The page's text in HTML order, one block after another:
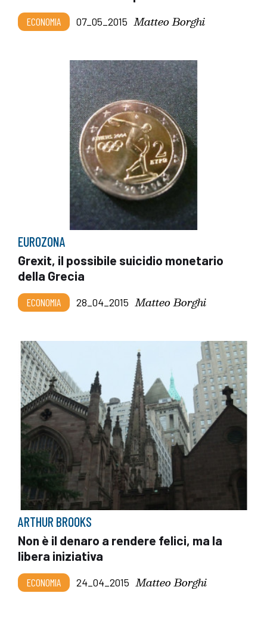
ECONOMIA 07_05_2015 Matteo Borghi
EUROZONA
Grexit, il possibile suicidio monetario
della Grecia
ECONOMIA 28_04_2015 Matteo Borghi
ARTHUR BROOKS
Non è il denaro a rendere felici, ma la
libera iniziativa
ECONOMIA 24_04_2015 Matteo Borghi